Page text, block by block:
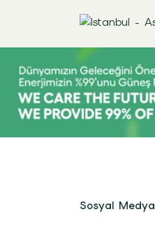
Sosyal Medya